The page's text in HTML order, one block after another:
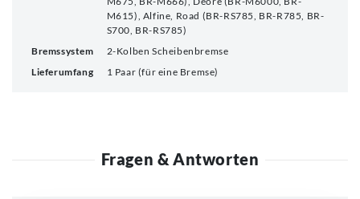
M615), Alfine, Road (BR-RS785, BR-R785, BR-
S700, BR-RS785)
Bremssystem
2-Kolben Scheibenbremse
Lieferumfang
1 Paar (für eine Bremse)
Fragen & Antworten